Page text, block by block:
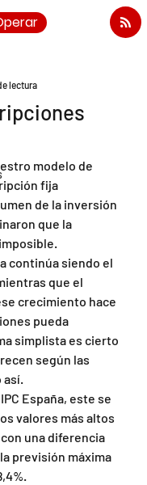
lectura
modelo de
fija
de la inversión
que la
continúa siendo el
que el
crecimiento hace
pueda
simplista es cierto
según las
así.
España, este se
valores más altos
una diferencia
previsión máxima